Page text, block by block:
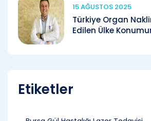
15 AĞUSTOS 2025
Türkiye Organ
Edilen Ülke
Etiketler